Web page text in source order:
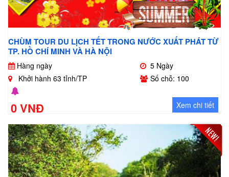
CHÙM TOUR DU LỊCH TẾT TRONG NƯỚC XUẤT PHÁT TỪ
TP. HỒ CHÍ MINH VÀ HÀ NỘI
Hàng ngày
5 Ngày
Khởi hành 63 tỉnh/TP
Số chỗ: 100
0 VNĐ Xem chi tiết